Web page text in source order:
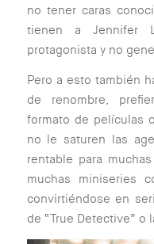
no tener caras
tienen a Jennifer
protagonista y no
Pero a esto también
de renombre,
formato de películas
no le saturen las
rentable para
muchas miniseries
convirtiéndose en
de “True Detective” o